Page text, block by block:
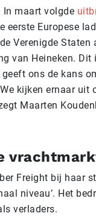
In maart volgde
eerste Europese
Verenigde Staten
van Heineken. Dit
ons de kans
kijken ernaar uit
Maarten
Freight bij haar
niveau’. Het
verladers.